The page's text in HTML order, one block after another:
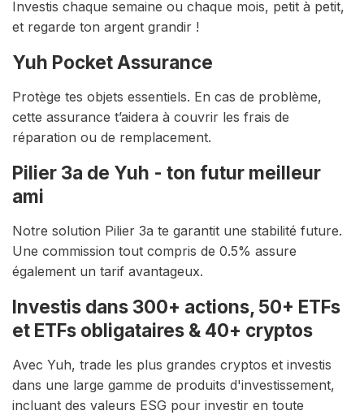
Investis chaque semaine ou chaque mois, petit à petit,
et regarde ton argent grandir !
Yuh Pocket Assurance
Protège tes objets essentiels. En cas de problème,
cette assurance t’aidera à couvrir les frais de
réparation ou de remplacement.
Pilier 3a de Yuh - ton futur meilleur
ami
Notre solution Pilier 3a te garantit une stabilité future.
Une commission tout compris de 0.5% assure
également un tarif avantageux.
Investis dans 300+ actions, 50+ ETFs
et ETFs obligataires & 40+ cryptos
Avec Yuh, trade les plus grandes cryptos et investis
dans une large gamme de produits d'investissement,
incluant des valeurs ESG pour investir en toute